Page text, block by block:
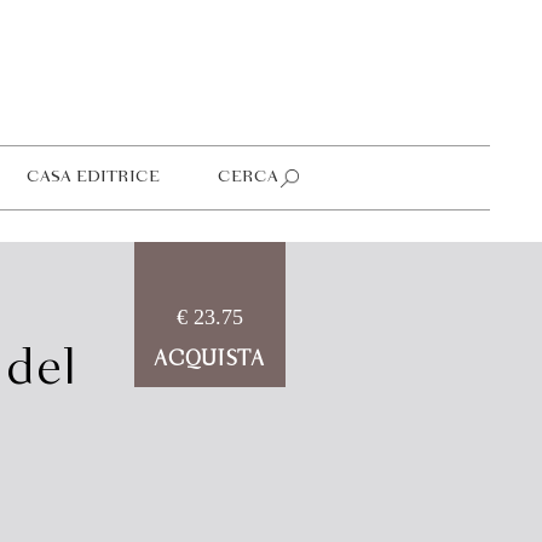
CASA EDITRICE CERCA
€ 23.75
ACQUISTA